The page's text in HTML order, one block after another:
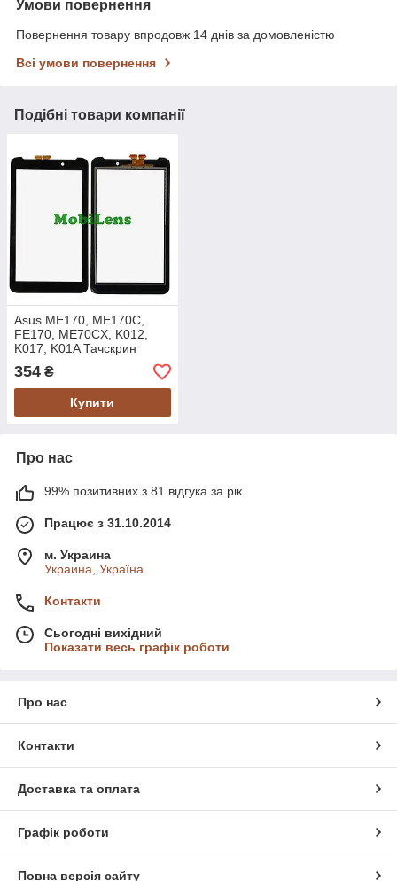
Умови повернення
Повернення товару впродовж 14 днів за домовленістю
Всі умови повернення
Подібні товари компанії
Asus ME170, ME170C,
FE170, ME70CX, K012,
K017, K01A Тачскрин
354 ₴
Купити
Про нас
99% позитивних з 81 відгука за рік
Працює з 31.10.2014
м. Украина
Украина, Україна
Контакти
Сьогодні вихідний
Показати весь графік роботи
Про нас
Контакти
Доставка та оплата
Графік роботи
Повна версія сайту